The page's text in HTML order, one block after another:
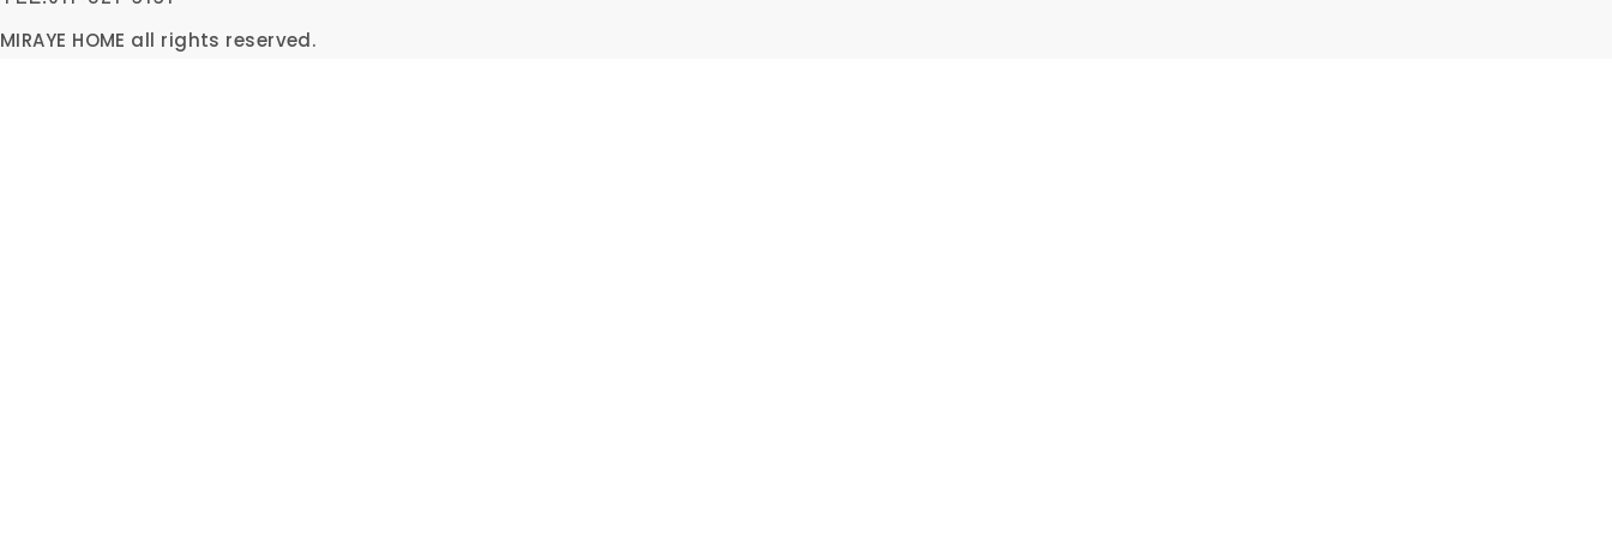
MIRAYE HOME all rights reserved.